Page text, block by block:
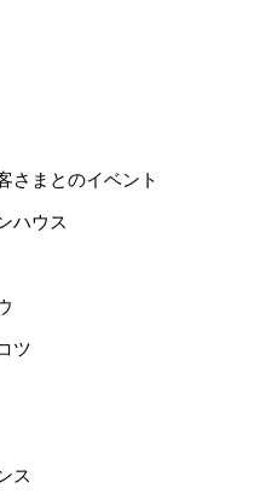
さまとのイベント
ハウス
ツ
ス